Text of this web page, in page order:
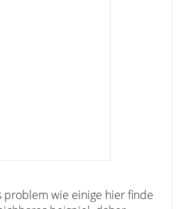
problem wie einige hier finde